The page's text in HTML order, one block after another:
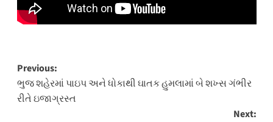
Post
navigation
Previous:
ભુજ શહેરમાં પાઇપ અને ધોકાથી ઘાતક હુમલામાં બે શખ્સ ગંભીર
રીતે ઇજાગ્રસ્ત
Next: